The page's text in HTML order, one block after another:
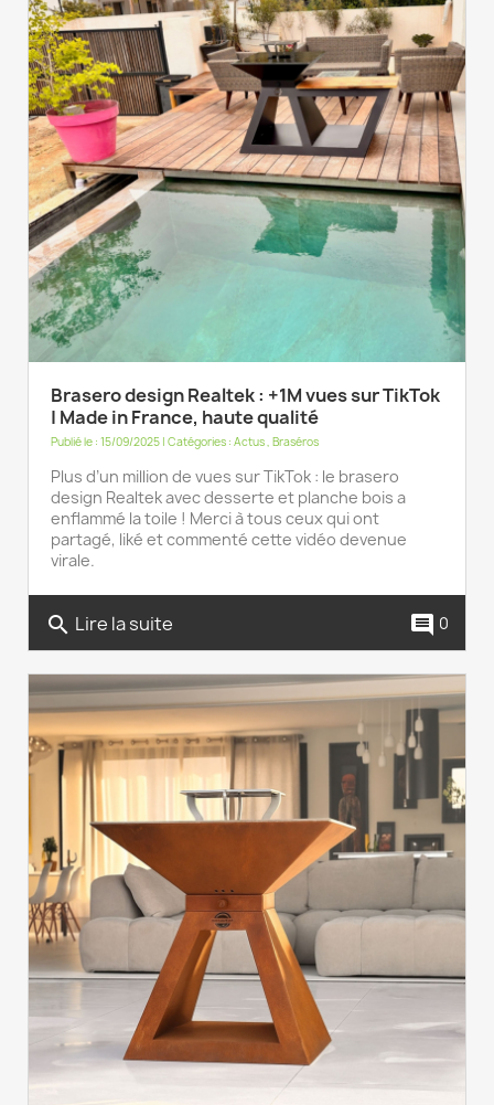
Brasero design Realtek : +1M vues sur TikTok
| Made in France, haute qualité
Publié le : 15/09/2025 | Catégories : Actus, Braséros
Plus d’un million de vues sur TikTok : le brasero
design Realtek avec desserte et planche bois a
enflammé la toile ! Merci à tous ceux qui ont
partagé, liké et commenté cette vidéo devenue
virale.
search Lire la suite comment 0